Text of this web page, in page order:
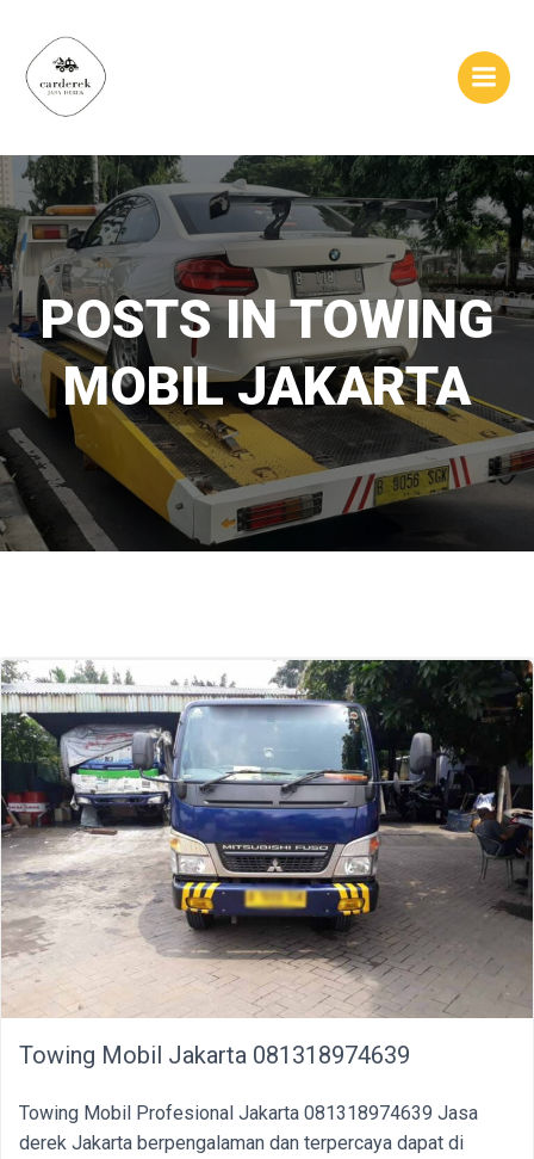
POSTS IN TOWING
MOBIL JAKARTA
Towing Mobil Jakarta 081318974639
Towing Mobil Profesional Jakarta 081318974639 Jasa
derek Jakarta berpengalaman dan terpercaya dapat di